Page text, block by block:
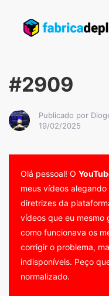
#2909
Publicado por
19/02/2025
Olá pessoal! O
meus vídeos
diretrizes da
vídeos que eu mesmo
como funcionava os
corrigir o problema,
indisponíveis. Peço
normalizado.